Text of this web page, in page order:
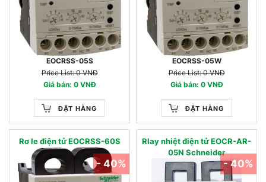
EOCRSS-05S
Price List: 0 VNĐ
Giá bán: 0 VNĐ
ĐẶT HÀNG
EOCRSS-05W
Price List: 0 VNĐ
Giá bán: 0 VNĐ
ĐẶT HÀNG
Rơ le điện tử EOCRSS-60S
- 40%
Rlay nhiệt điện tử EOCR-AR-
05N Schneider
- 40%